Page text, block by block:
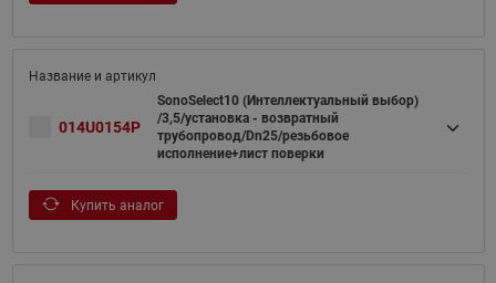
014U0154P
SonoSelect10 (Интеллектуальный выбор)
/3,5/установка - возвратный
трубопровод/Dn25/резьбовое
исполнение+лист поверки
Купить аналог